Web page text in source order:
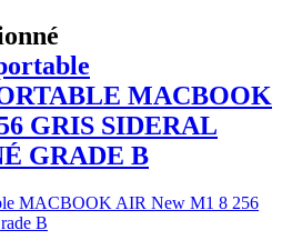
MACBOOK
GRIS SIDERAL
GRADE B